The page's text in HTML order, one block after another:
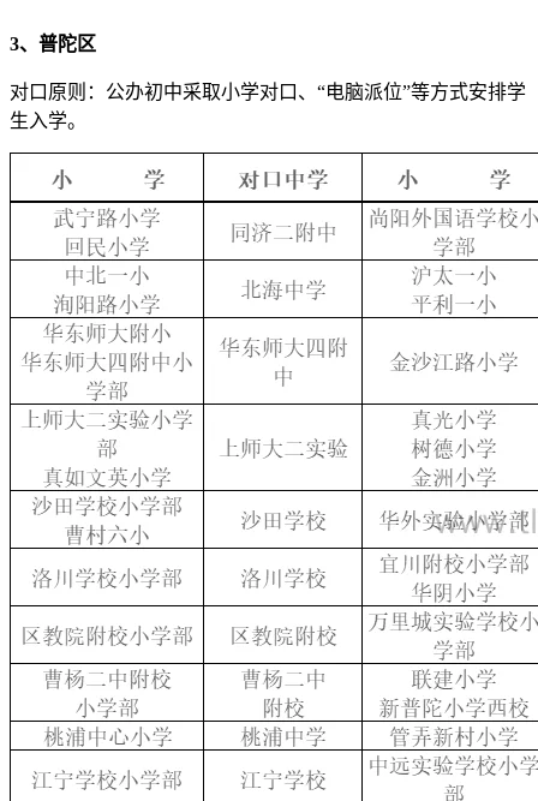
3、普陀区
对口原则：公办初中采取小学对口、“电脑派位”等方式安排学
生入学。